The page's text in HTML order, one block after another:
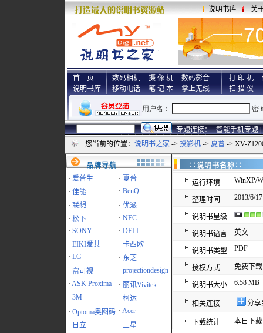
说明书库 关
首 页
说明书库
数码相机 摄 像 机
数码影音
移动电话
笔 记 本 掌上无线
打 印 机
扫 描 仪
专题连接： 智能手机专题 |
您当前的位置： 说明书之家 -> 投影机 -> 夏普 -> XV-
品牌导航
· 爱普生 · 夏普
· 佳能 · BenQ
· 联想 · 优派
· 松下 · NEC
· SONY · DELL
· EIKI爱其 · 卡西欧
· LG · 东芝
· 富可视 · projectiondesign
· ASK Proxima · 丽讯Vivitek
· 3M · 柯达
· Optoma奥图码 · Acer
· 日立 · 三星
∷说明书名
运行环境 WinXP/
整理时间 2013/6/
说明书星级
说明书语言 英文
说明书类型 PDF
授权方式 免费下载
说明书大小 6.58 MB
相关连接 分享
下载统计 本日下